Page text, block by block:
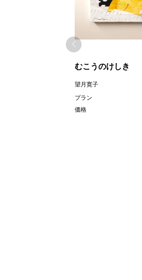
むこうのけしき
望月寛子
プラン
価格